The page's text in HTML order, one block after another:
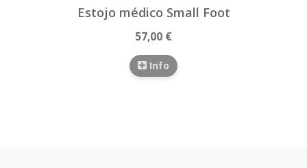
Estojo médico Small Foot
57,00 €
Info